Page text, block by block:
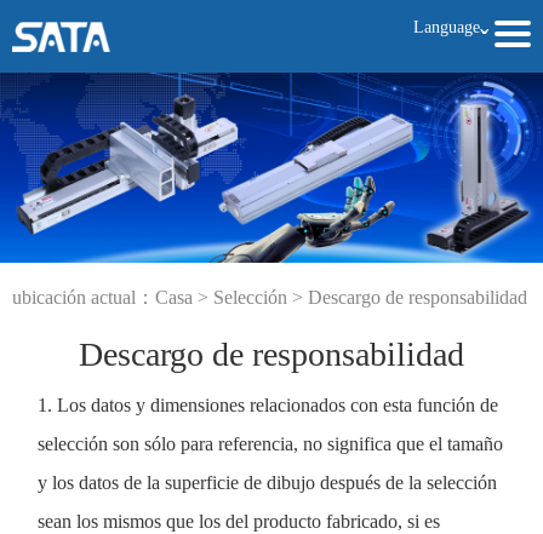
Languageˇ
ubicación actual： Casa > Selección > Descargo de responsabilidad
Descargo de responsabilidad
1. Los datos y dimensiones relacionados con esta función de
selección son sólo para referencia, no significa que el tamaño
y los datos de la superficie de dibujo después de la selección
sean los mismos que los del producto fabricado, si es